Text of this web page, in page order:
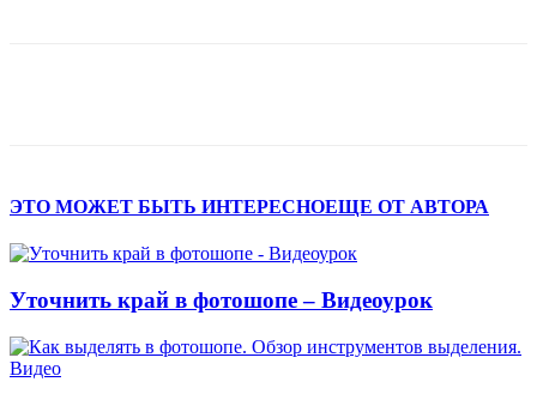
ЭТО МОЖЕТ БЫТЬ ИНТЕРЕСНОЕЩЕ ОТ АВТОРА
Уточнить край в фотошопе – Видеоурок